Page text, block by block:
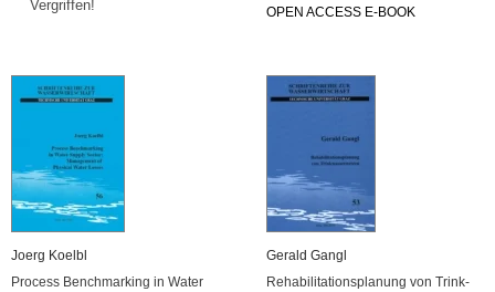
Ver­grif­fen! OPEN AC­CESS E-BOOK
Joerg Ko­elbl
Pro­cess Bench­mar­king in Water
Ge­rald Gangl
Re­ha­bi­li­ta­ti­ons­pla­nung von Trink­